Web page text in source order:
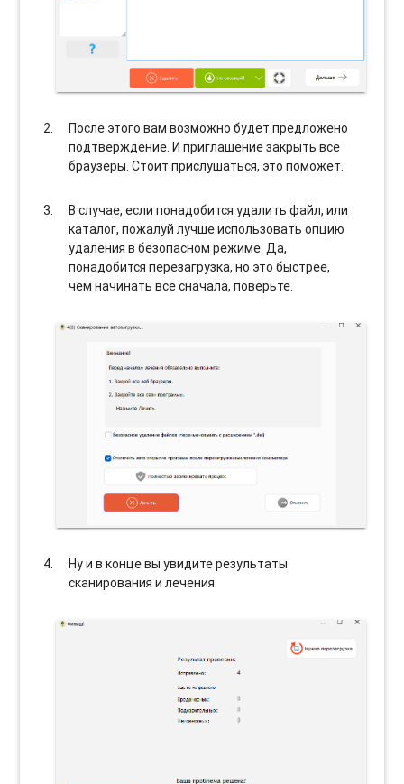
После этого вам возможно будет предложено
подтверждение. И приглашение закрыть все
браузеры. Стоит прислушаться, это поможет.
В случае, если понадобится удалить файл, или
каталог, пожалуй лучше использовать опцию
удаления в безопасном режиме. Да,
понадобится перезагрузка, но это быстрее,
чем начинать все сначала, поверьте.
Ну и в конце вы увидите результаты
сканирования и лечения.